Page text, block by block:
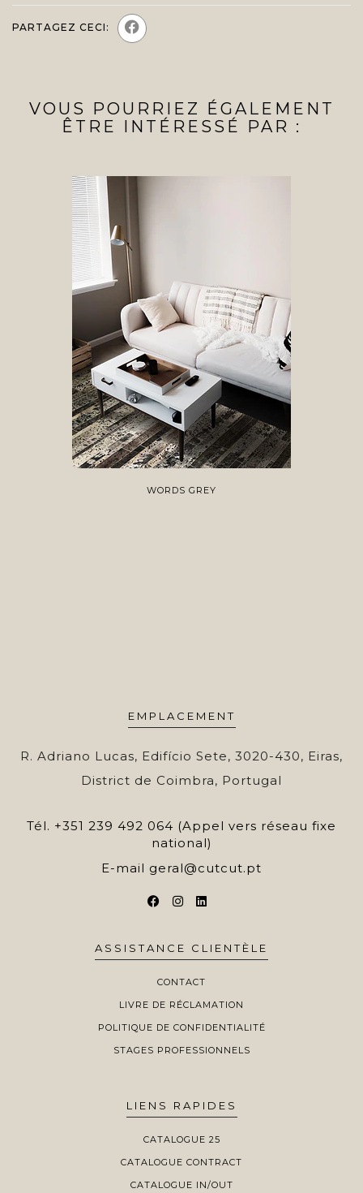
PARTAGEZ CECI:
VOUS POURRIEZ ÉGALEMENT
ÊTRE INTÉRESSÉ PAR :
WORDS GREY
EMPLACEMENT
R. Adriano Lucas, Edifício Sete, 3020-430, Eiras,
District de Coimbra, Portugal
Tél. +351 239 492 064 (Appel vers réseau fixe
national)
E-mail geral@cutcut.pt
ASSISTANCE CLIENTÈLE
CONTACT
LIVRE DE RÉCLAMATION
POLITIQUE DE CONFIDENTIALITÉ
STAGES PROFESSIONNELS
LIENS RAPIDES
CATALOGUE 25
CATALOGUE CONTRACT
CATALOGUE IN/OUT